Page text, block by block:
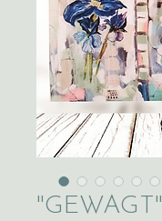
"GEWAGT"